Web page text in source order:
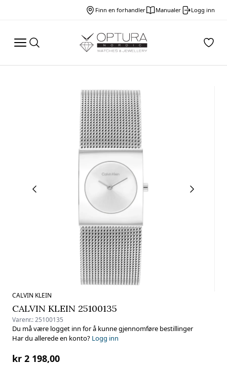
Finn en forhandler Manualer Logg inn
CALVIN KLEIN
CALVIN KLEIN 25100135
Varenr.:25100135
Du må være logget inn for å kunne gjennomføre bestillinger
Har du allerede en konto? Logg inn
kr 2 198,00